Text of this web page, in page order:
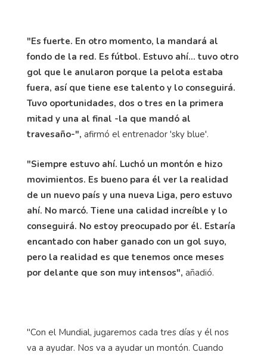
"Es fuerte. En otro momento, la mandará al
fondo de la red. Es fútbol. Estuvo ahí... tuvo otro
gol que le anularon porque la pelota estaba
fuera, así que tiene ese talento y lo conseguirá.
Tuvo oportunidades, dos o tres en la primera
mitad y una al final -la que mandó al
travesaño-", afirmó el entrenador 'sky blue'.
"Siempre estuvo ahí. Luchó un montón e hizo
movimientos. Es bueno para él ver la realidad
de un nuevo país y una nueva Liga, pero estuvo
ahí. No marcó. Tiene una calidad increíble y lo
conseguirá. No estoy preocupado por él. Estaría
encantado con haber ganado con un gol suyo,
pero la realidad es que tenemos once meses
por delante que son muy intensos", añadió.
"Con el Mundial, jugaremos cada tres días y él nos
va a ayudar. Nos va a ayudar un montón. Cuando